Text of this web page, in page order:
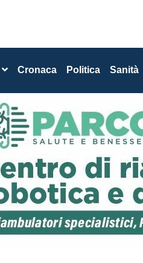
Cronaca Politica Sanità